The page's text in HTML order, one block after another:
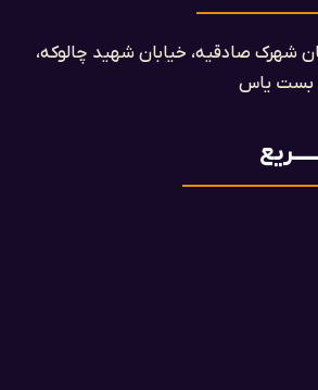
شهرک صادقیه، خیابان شهید چالوکه،
بست یاس​